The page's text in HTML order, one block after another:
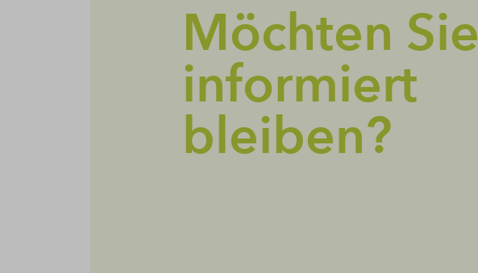
Möchten Sie
informiert
bleiben?